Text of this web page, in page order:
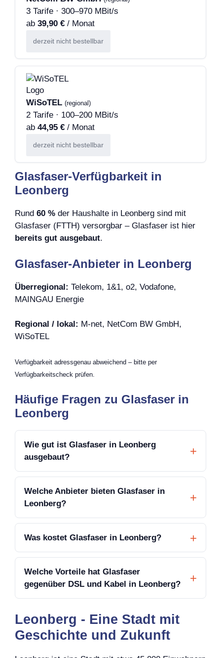
3 Tarife · 300–970 MBit/s
ab 39,90 € / Monat
derzeit nicht bestellbar
WiSoTEL (regional)
2 Tarife · 100–200 MBit/s
ab 44,95 € / Monat
derzeit nicht bestellbar
Glasfaser-Verfügbarkeit in
Leonberg
Rund 60 % der Haushalte in Leonberg sind mit
Glasfaser (FTTH) versorgbar – Glasfaser ist hier
bereits gut ausgebaut.
Glasfaser-Anbieter in Leonberg
Überregional: Telekom, 1&1, o2, Vodafone,
MAINGAU Energie
Regional / lokal: M-net, NetCom BW GmbH,
WiSoTEL
Verfügbarkeit adressgenau abweichend – bitte per
Verfügbarkeitscheck prüfen.
Häufige Fragen zu Glasfaser in
Leonberg
Wie gut ist Glasfaser in Leonberg
ausgebaut?
Welche Anbieter bieten Glasfaser in
Leonberg?
Was kostet Glasfaser in Leonberg?
Welche Vorteile hat Glasfaser
gegenüber DSL und Kabel in Leonberg?
Leonberg - Eine Stadt mit
Geschichte und Zukunft